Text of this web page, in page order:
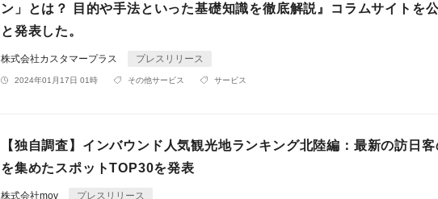
ン」とは？ 目的や手法といった基礎知識を徹底解説』コラムサイトを
と発表した。
株式会社カスタマープラス プレスリリース
2024年01月17日 01時 その他サービス サービス
【独自調査】インバウンド人気観光地ランキング北陸編：最新の訪日
を集めたスポットTOP30を発表
株式会社mov プレスリリース